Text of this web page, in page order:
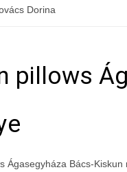
Dorina
pillows
Ágasegyháza Bács-Kiskun